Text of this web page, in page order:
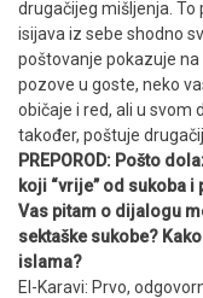
drugačijeg mišljenja. To
isijava iz sebe shodno
poštovanje pokazuje na
pozove u goste, neko
običaje i red, ali u svom
također, poštuje
PREPOROD: Pošto
koji “vrije” od sukoba
Vas pitam o dijalogu
sektaške sukobe?
islama?
El-Karavi: Prvo,